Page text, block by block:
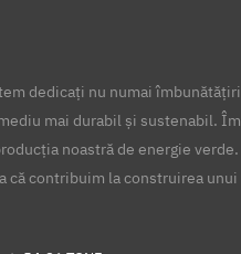
dedicați nu numai
mai durabil și sustenabil.
noastră de energie
că contribuim la construirea